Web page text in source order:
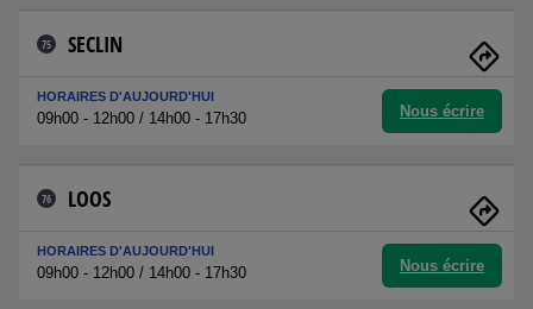
75 SECLIN
HORAIRES D'AUJOURD'HUI
09h00 - 12h00 / 14h00 - 17h30 Nous écrire
76 LOOS
HORAIRES D'AUJOURD'HUI
09h00 - 12h00 / 14h00 - 17h30 Nous écrire